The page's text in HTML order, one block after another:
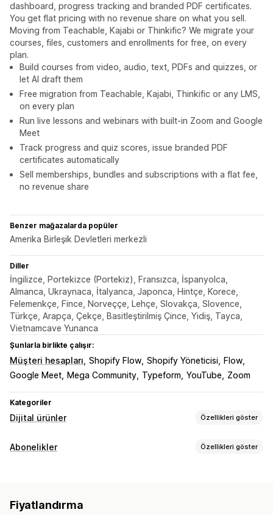
dashboard, progress tracking and branded PDF certificates.
You get flat pricing with no revenue share on what you sell.
Moving from Teachable, Kajabi or Thinkific? We migrate your
courses, files, customers and enrollments for free, on every
plan.
Build courses from video, audio, text, PDFs and quizzes, or
let AI draft them
Free migration from Teachable, Kajabi, Thinkific or any LMS,
on every plan
Run live lessons and webinars with built-in Zoom and Google
Meet
Track progress and quiz scores, issue branded PDF
certificates automatically
Sell memberships, bundles and subscriptions with a flat fee,
no revenue share
Benzer mağazalarda popüler
Amerika Birleşik Devletleri merkezli
Diller
İngilizce, Portekizce (Portekiz), Fransızca, İspanyolca,
Almanca, Ukraynaca, İtalyanca, Japonca, Hintçe, Korece,
Felemenkçe, Fince, Norveççe, Lehçe, Slovakça, Slovence,
Türkçe, Arapça, Çekçe, Basitleştirilmiş Çince, Yidiş, Tayca,
Vietnamcave Yunanca
Şunlarla birlikte çalışır:
Müşteri hesapları Shopify Flow Shopify Yöneticisi
Flow
Google Meet
Mega Community Typeform YouTube Zoom
Kategoriler
Dijital ürünler Özellikleri göster
Ürün türleri
İndirme yönetimi
Abonelikler Özellikleri göster
Erişim abonelikleri
Fiyatlandırma